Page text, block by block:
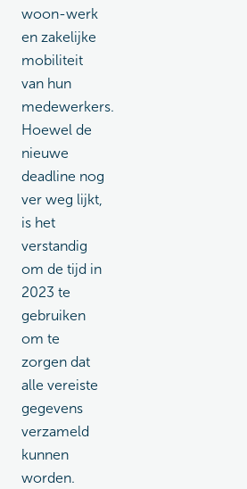
woon-werk
en zakelijke
mobiliteit
van hun
medewerkers.
Hoewel de
nieuwe
deadline nog
ver weg lijkt,
is het
verstandig
om de tijd in
2023 te
gebruiken
om te
zorgen dat
alle vereiste
gegevens
verzameld
kunnen
worden.